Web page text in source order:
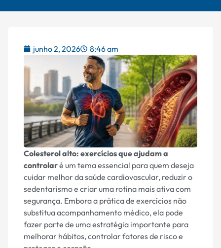
junho 2, 2026 8:46 am
Colesterol alto: exercícios que ajudam a
controlaré um tema essencial para quem deseja
cuidar melhor da saúde cardiovascular, reduzir o
sedentarismo e criar uma rotina mais ativa com
segurança. Embora a prática de exercícios não
substitua acompanhamento médico, ela pode
fazer parte de uma estratégia importante para
melhorar hábitos, controlar fatores de risco e